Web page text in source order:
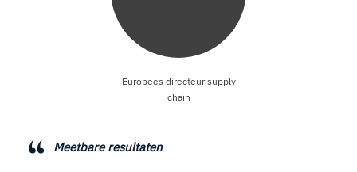
Europees directeur supply
chain
Meetbare resultaten